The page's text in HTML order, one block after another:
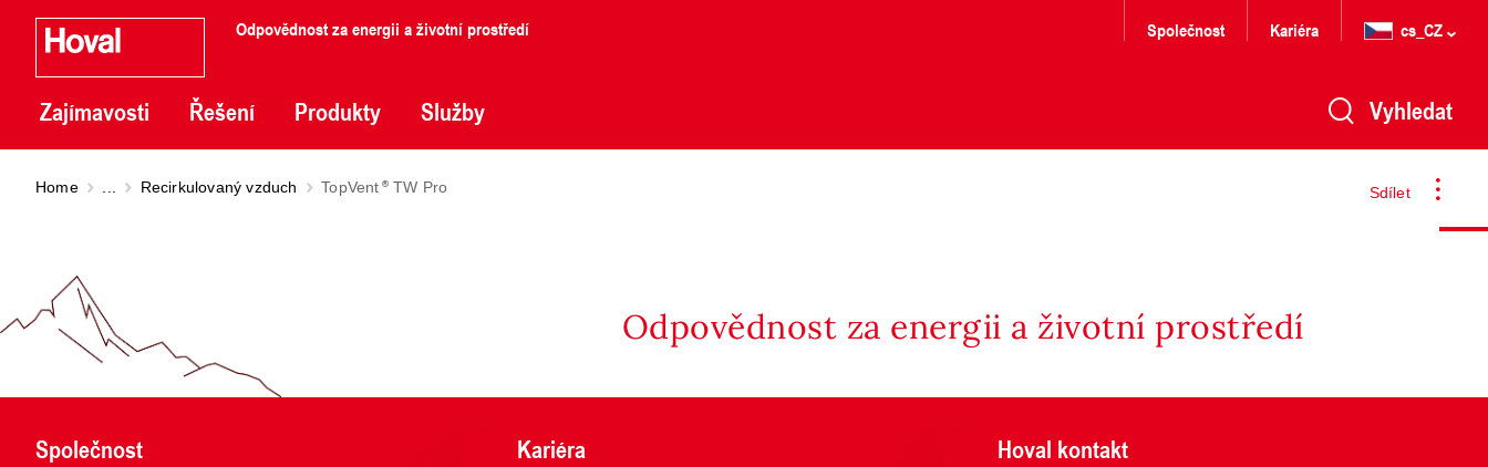
Odpovědnost za energii a životní prostředí
Zajímavosti Řešení Produkty Služby
Společnost Kariéra cs_CZ
Vyhledat
Sdílet
Home Recirkulovaný vzduch TopVent TW Pro
Odpovědnost za energii a životní prostředí
Společnost Kariéra Hoval kontakt